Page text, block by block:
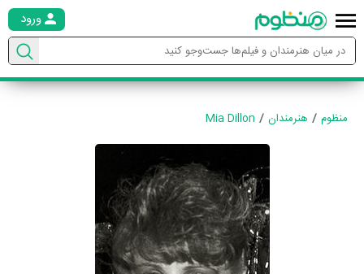
ورود
منظوم هنرمندان Mia Dillon